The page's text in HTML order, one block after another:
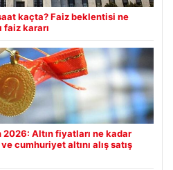
kaçta? Faiz beklentisi ne
faiz kararı
2026: Altın fiyatları ne kadar
cumhuriyet altını alış satış